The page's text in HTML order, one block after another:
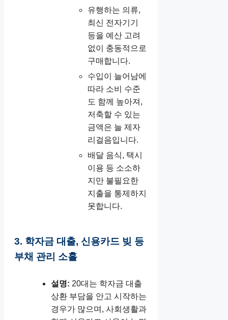
유행하는 의류,
최신 전자기기
등을 예산 고려
없이 충동적으로
구매합니다.
수입이 늘어남에
따라 소비 수준
도 함께 높아져,
저축할 수 있는
금액은 늘 제자
리걸음입니다.
배달 음식, 택시
이용 등 소소하
지만 불필요한
지출을 통제하지
못합니다.
3. 학자금 대출, 신용카드 빚 등
부채 관리 소홀
설명: 20대는 학자금 대출
상환 부담을 안고 시작하는
경우가 많으며, 사회생활과